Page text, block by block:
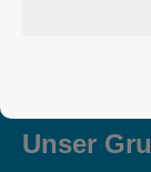
Unser